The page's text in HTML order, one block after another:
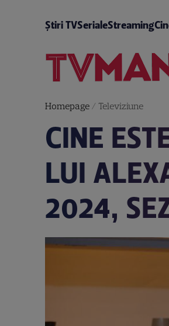
Știri TVSerialeStreaming
Homepage/ Televiziune
CINE
LUI
2024,